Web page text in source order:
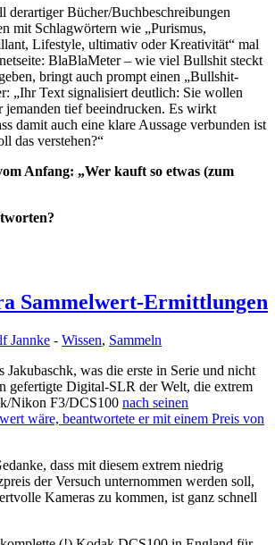
derartiger Bücher/Buchbeschreibungen
mit Schlagwörtern wie „Purismus,
Lifestyle, ultimativ oder Kreativität“ mal
BlaBlaMeter – wie viel Bullshit steckt
bringt auch prompt einen „Bullshit-
„Ihr Text signalisiert deutlich: Sie wollen
jemanden tief beeindrucken. Es wirkt
damit auch eine klare Aussage verbunden ist
das verstehen?“
Anfang: „Wer kauft so etwas (zum
Sammelwert-Ermittlungen
Jannke - Wissen, Sammeln
Jakubaschk, was die erste in Serie und nicht
gefertigte Digital-SLR der Welt, die extrem
Nikon F3/DCS100 nach seinen
wäre, beantwortete er mit einem Preis von
dass mit diesem extrem niedrig
der Versuch unternommen werden soll,
Kameras zu kommen, ist ganz schnell